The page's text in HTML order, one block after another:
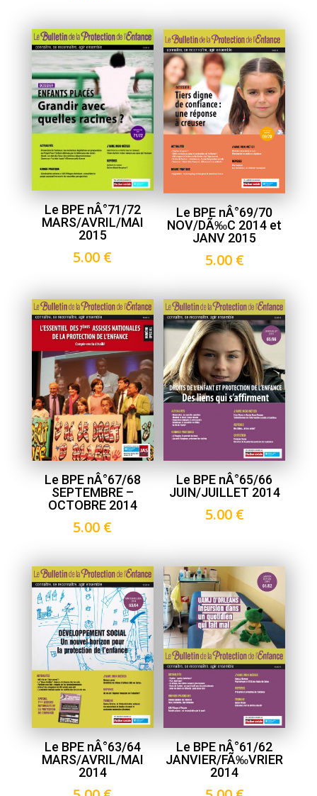
Le BPE nÂ°71/72
MARS/AVRIL/MAI
2015
5.00 €
Le BPE nÂ°69/70
NOV/DÃ‰C 2014 et
JANV 2015
5.00 €
Le BPE nÂ°67/68
SEPTEMBRE –
OCTOBRE 2014
5.00 €
Le BPE nÂ°65/66
JUIN/JUILLET 2014
5.00 €
Le BPE nÂ°63/64
MARS/AVRIL/MAI
2014
Le BPE nÂ°61/62
JANVIER/FÃ‰VRIER
2014